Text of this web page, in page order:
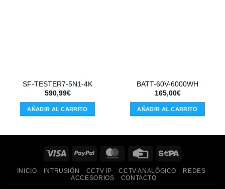
SF-TESTER7-5N1-4K
590,99€
AÑADIR AL CARRITO
BATT-60V-6000WH
165,00€
AÑADIR AL CARRITO
Visa PayPal MasterCardCredit
INICIO INTRUSIÓN CCTV IP CCTV ANALÓGICO
REDES
ACCESORIOS
CONTACTO